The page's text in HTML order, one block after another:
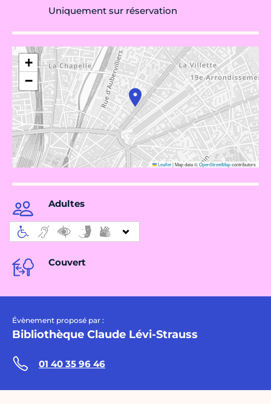
Uniquement sur réservation
+
−
Leaflet|Map data ©OpenStreetMapcontributors
Adultes
Couvert
Évènement proposé par :
Bibliothèque Claude Lévi-Strauss
01 40 35 96 46